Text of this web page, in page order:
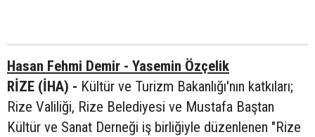
Hasan Fehmi Demir - Yasemin Özçelik
RİZE (İHA) - Kültür ve Turizm Bakanlığı'nın katkıları;
Rize Valiliği, Rize Belediyesi ve Mustafa Baştan
Kültür ve Sanat Derneği iş birliğiyle düzenlenen "Rize